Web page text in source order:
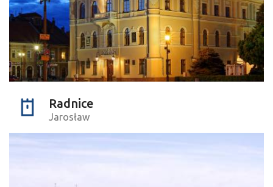
Radnice
Jarosław